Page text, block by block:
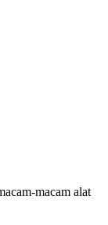
macam alat